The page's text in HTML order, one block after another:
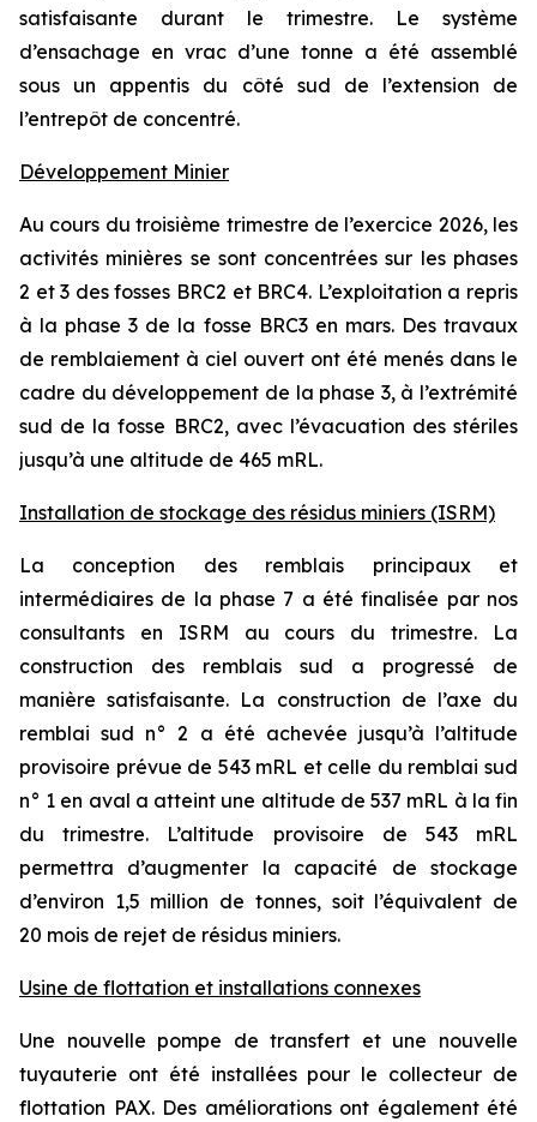
satisfaisante durant le trimestre. Le système
d’ensachage en vrac d’une tonne a été assemblé
sous un appentis du côté sud de l’extension de
l’entrepôt de concentré.
Développement Minier
Au cours du troisième trimestre de l’exercice 2026, les
activités minières se sont concentrées sur les phases
2 et 3 des fosses BRC2 et BRC4. L’exploitation a repris
à la phase 3 de la fosse BRC3 en mars. Des travaux
de remblaiement à ciel ouvert ont été menés dans le
cadre du développement de la phase 3, à l’extrémité
sud de la fosse BRC2, avec l’évacuation des stériles
jusqu’à une altitude de 465 mRL.
Installation de stockage des résidus miniers (ISRM)
La conception des remblais principaux et
intermédiaires de la phase 7 a été finalisée par nos
consultants en ISRM au cours du trimestre. La
construction des remblais sud a progressé de
manière satisfaisante. La construction de l’axe du
remblai sud n° 2 a été achevée jusqu’à l’altitude
provisoire prévue de 543 mRL et celle du remblai sud
n° 1 en aval a atteint une altitude de 537 mRL à la fin
du trimestre. L’altitude provisoire de 543 mRL
permettra d’augmenter la capacité de stockage
d’environ 1,5 million de tonnes, soit l’équivalent de
20 mois de rejet de résidus miniers.
Usine de flottation et installations connexes
Une nouvelle pompe de transfert et une nouvelle
tuyauterie ont été installées pour le collecteur de
flottation PAX. Des améliorations ont également été